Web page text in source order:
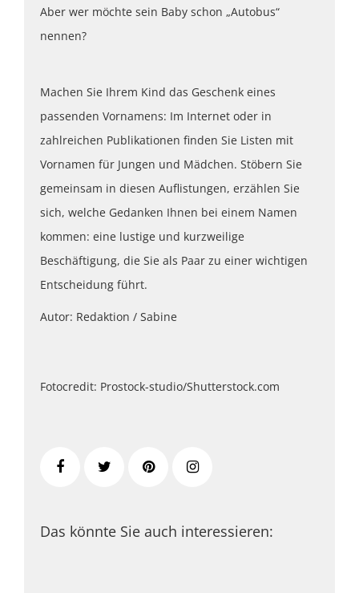
Aber wer möchte sein Baby schon „Autobus“
nennen?
Machen Sie Ihrem Kind das Geschenk eines
passenden Vornamens: Im Internet oder in
zahlreichen Publikationen finden Sie Listen mit
Vornamen für Jungen und Mädchen. Stöbern Sie
gemeinsam in diesen Auflistungen, erzählen Sie
sich, welche Gedanken Ihnen bei einem Namen
kommen: eine lustige und kurzweilige
Beschäftigung, die Sie als Paar zu einer wichtigen
Entscheidung führt.
Autor: Redaktion / Sabine
Fotocredit: Prostock-studio/Shutterstock.com
Das könnte Sie auch interessieren: